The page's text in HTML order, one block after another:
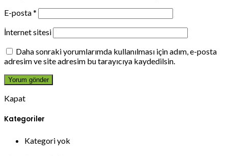
E-posta*
İnternet sitesi
Daha sonraki yorumlarımda kullanılması için adım, e-posta
adresim ve site adresim bu tarayıcıya kaydedilsin.
Kapat
Kategoriler
Kategori yok